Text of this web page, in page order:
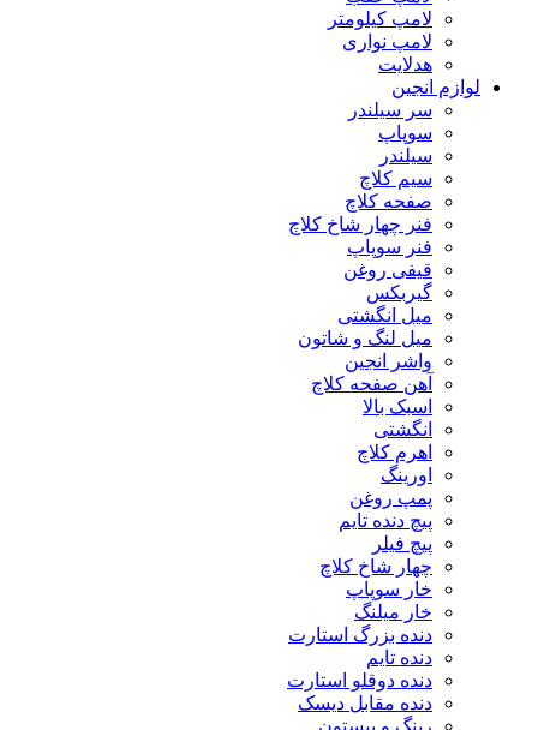
لامپ کیلومتر
لامپ نواری
هدلایت
لوازم انجین
سر سیلندر
سوپاپ
سیلندر
سیم کلاچ
صفحه کلاچ
فنر چهار شاخ کلاچ
فنر سوپاپ
قیفی روغن
گیربکس
میل انگشتی
میل لنگ و شاتون
واشر انجین
آهن صفحه کلاچ
اسبک بالا
انگشتی
اهرم کلاچ
اورینگ
پمپ روغن
پیچ دنده تایم
پیچ فیلر
چهار شاخ کلاچ
خار سوپاپ
خار میلنگ
دنده بزرگ استارت
دنده تایم
دنده دوقلو استارت
دنده مقابل دیسک
رینگ و پیستون